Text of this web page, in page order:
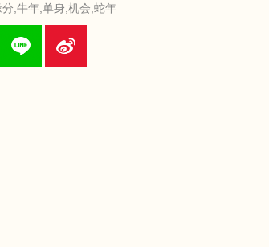
,牛年,单身,机会,蛇年